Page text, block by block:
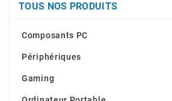
TOUS NOS PRODUITS
Composants PC
Périphériques
Gaming